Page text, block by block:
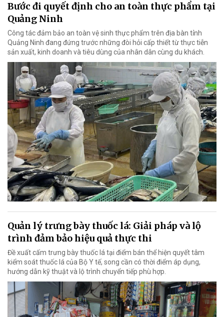
Bước đi quyết định cho an toàn thực phẩm tại
Quảng Ninh
Công tác đảm bảo an toàn vệ sinh thực phẩm trên địa bàn tỉnh
Quảng Ninh đang đứng trước những đòi hỏi cấp thiết từ thực tiễn
sản xuất, kinh doanh và tiêu dùng của nhân dân cùng du khách.
Quản lý trưng bày thuốc lá: Giải pháp và lộ
trình đảm bảo hiệu quả thực thi
Đề xuất cấm trưng bày thuốc lá tại điểm bán thể hiện quyết tâm
kiểm soát thuốc lá của Bộ Y tế, song cần có thời điểm áp dụng,
hướng dẫn kỹ thuật và lộ trình chuyển tiếp phù hợp.